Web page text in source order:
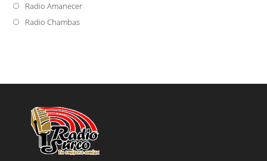
abre
en
Radio AmanecerSe
Radio ChambasSe
nueva